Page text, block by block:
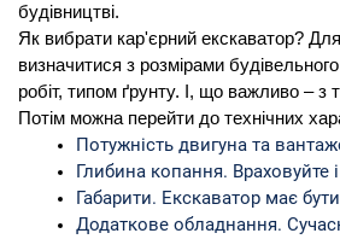
будівництві.
Як вибрати кар'єрний екскаватор?
визначитися з розмірами
робіт, типом ґрунту. І, що важливо – з
Потім можна перейти до технічних
Потужність двигуна та
Глибина копання. Враховуйте
Габарити. Екскаватор має
Додаткове обладнання.